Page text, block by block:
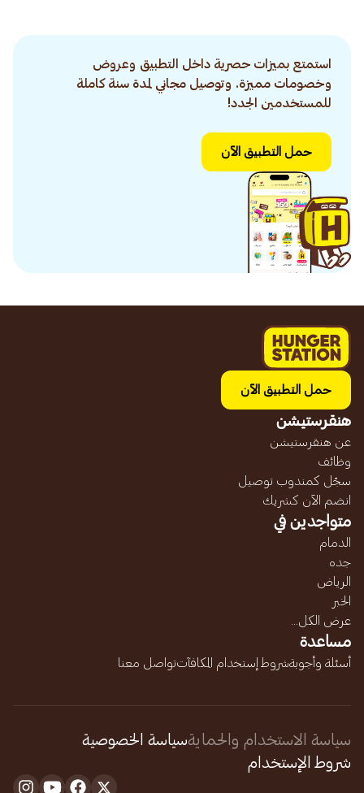
استمتع بميزات حصرية داخل التطبيق وعروض
وخصومات مميزة. وتوصيل مجاني لمدة سنة كاملة
للمستخدمين الجدد!
حمل التطبيق الآن
حمل التطبيق الآن
هنقرستيشن
عن هنقرستيشن
وظائف
سجّل كمندوب توصيل
انضم الآن كشريك
متواجدين في
الدمام
جده
الرياض
الخبر
عرض الكل...
مساعدة
أسئلة وأجوبةشروط إستخدام المكافآتتواصل معنا
سياسة الاستخدام والحمايةسياسة الخصوصية
شروط الإستخدام